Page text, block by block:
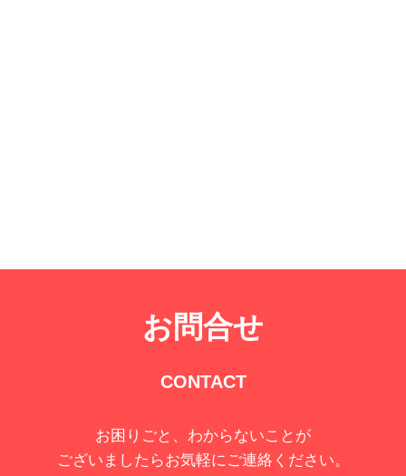
お問合せ
CONTACT
お困りごと、わからないことが
ございましたらお気軽にご連絡ください。